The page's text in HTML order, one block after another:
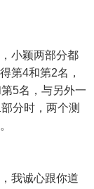
小颖两部分都
第4和第2名，
5名，与另外一
分时，两个测
我诚心跟你道